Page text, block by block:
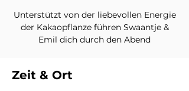
Unterstützt von der liebevollen Energie
der Kakaopflanze führen Swaantje &
Emil dich durch den Abend
Zeit & Ort